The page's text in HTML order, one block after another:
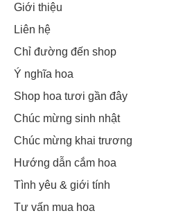
Giới thiệu
Liên hệ
Chỉ đường đến shop
Ý nghĩa hoa
Shop hoa tươi gần đây
Chúc mừng sinh nhật
Chúc mừng khai trương
Hướng dẫn cắm hoa
Tình yêu & giới tính
Tư vấn mua hoa